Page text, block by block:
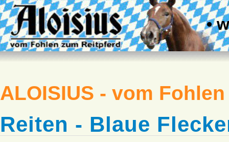
•
ALOISIUS - vom
Reiten - Blaue